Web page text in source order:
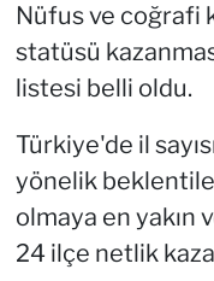
Nüfus ve coğrafi
statüsü
listesi belli oldu.
Türkiye'de il
yönelik
olmaya en yakın
24 ilçe netlik